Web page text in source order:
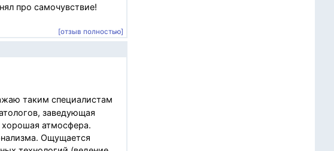
про самочувствие!
[отзыв полностью]
таким специалистам
заведующая
хорошая атмосфера.
Ощущается